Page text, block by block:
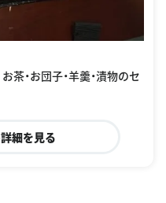
・お団子・羊羹・漬物のセ
細を見る